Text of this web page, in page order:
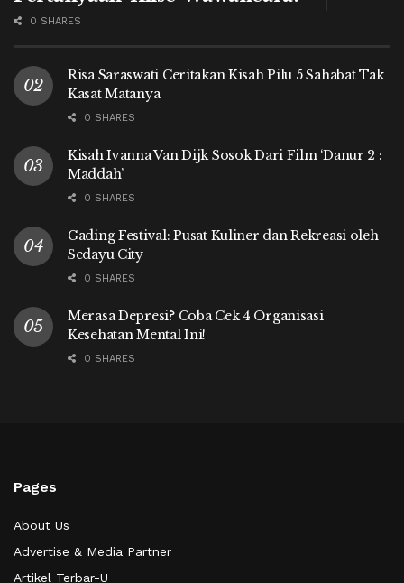
0 SHARES
Risa Saraswati Ceritakan Kisah Pilu 5 Sahabat Tak
Kasat Matanya
0 SHARES
Kisah Ivanna Van Dijk Sosok Dari Film ‘Danur 2 :
Maddah’
0 SHARES
Gading Festival: Pusat Kuliner dan Rekreasi oleh
Sedayu City
0 SHARES
Merasa Depresi? Coba Cek 4 Organisasi
Kesehatan Mental Ini!
0 SHARES
Pages
About Us
Advertise & Media Partner
Artikel Terbar-U